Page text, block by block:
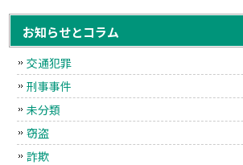
お知らせとコラム
交通犯罪
刑事事件
未分類
窃盗
詐欺